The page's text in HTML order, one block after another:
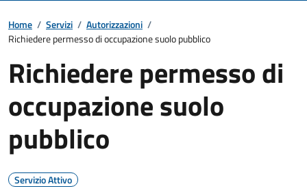
Home / Servizi / Autorizzazioni /
Richiedere permesso di occupazione suolo pubblico
Richiedere permesso di
occupazione suolo
pubblico
Servizio Attivo